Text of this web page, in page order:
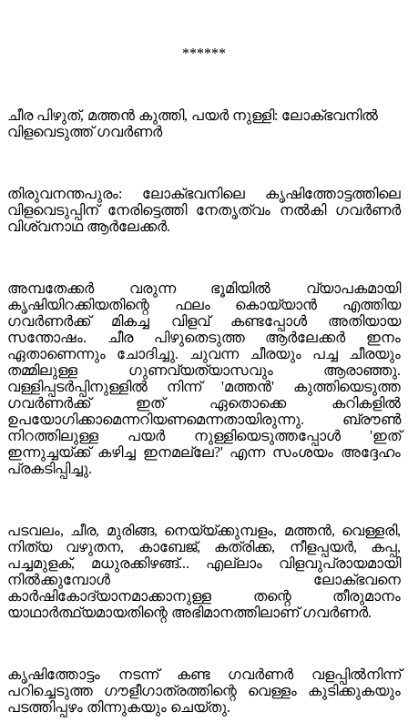
******
ചീര പിഴുത്, മത്തന്‍ കുത്തി, പയര്‍ നുള്ളി: ലോക്ഭവനില്‍
വിളവെടുത്ത് ഗവര്‍ണര്‍
തിരുവനന്തപുരം: ലോക്ഭവനിലെ കൃഷിത്തോട്ടത്തിലെ
വിളവെടുപ്പിന് നേരിട്ടെത്തി നേതൃത്വം നല്‍കി ഗവര്‍ണര്‍
വിശ്വനാഥ ആര്‍ലേക്കര്‍.
അമ്പതേക്കര്‍ വരുന്ന ഭൂമിയില്‍ വ്യാപകമായി
കൃഷിയിറക്കിയതിന്റെ ഫലം കൊയ്യാന്‍ എത്തിയ
ഗവര്‍ണര്‍ക്ക് മികച്ച വിളവ് കണ്ടപ്പോള്‍ അതിയായ
സന്തോഷം. ചീര പിഴുതെടുത്ത ആര്‍ലേക്കര്‍ ഇനം
ഏതാണെന്നും ചോദിച്ചു. ചുവന്ന ചീരയും പച്ച ചീരയും
തമ്മിലുള്ള ഗുണവ്യത്യാസവും ആരാഞ്ഞു.
വള്ളിപ്പടര്‍പ്പിനുള്ളില്‍ നിന്ന് 'മത്തന്‍' കുത്തിയെടുത്ത
ഗവര്‍ണര്‍ക്ക് ഇത് ഏതൊക്കെ കറികളില്‍
ഉപയോഗിക്കാമെന്നറിയണമെന്നതായിരുന്നു. ബ്രൗണ്‍
നിറത്തിലുള്ള പയര്‍ നുള്ളിയെടുത്തപ്പോള്‍ 'ഇത്
ഇന്നുച്ചയ്ക്ക് കഴിച്ച ഇനമല്ലേ?' എന്ന സംശയം അദ്ദേഹം
പ്രകടിപ്പിച്ചു.
പടവലം, ചീര, മുരിങ്ങ, നെയ്യ്ക്കുമ്പളം, മത്തന്‍, വെള്ളരി,
നിത്യ വഴുതന, കാബേജ്, കത്രിക്ക, നീളപ്പയര്‍, കപ്പ,
പച്ചമുളക്, മധുരക്കിഴങ്ങ്... എല്ലാം വിളവുപ്രായമായി
നില്‍ക്കുമ്പോള്‍ ലോക്ഭവനെ
കാര്‍ഷികോദ്യാനമാക്കാനുള്ള തന്റെ തീരുമാനം
യാഥാര്‍ത്ഥ്യമായതിന്റെ അഭിമാനത്തിലാണ് ഗവര്‍ണര്‍.
കൃഷിത്തോട്ടം നടന്ന് കണ്ട ഗവര്‍ണര്‍ വളപ്പില്‍നിന്ന്
പറിച്ചെടുത്ത ഗൗളീഗാത്രത്തിന്റെ വെള്ളം കുടിക്കുകയും
പടത്തിപ്പഴം തിന്നുകയും ചെയ്തു.